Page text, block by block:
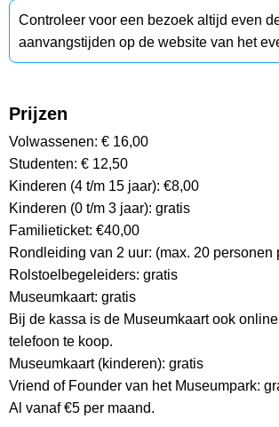
Controleer voor een bezoek altijd even
aanvangstijden op de website van het
Prijzen
Volwassenen: € 16,00
Studenten: € 12,50
Kinderen (4 t/m 15 jaar): €8,00
Kinderen (0 t/m 3 jaar): gratis
Familieticket: €40,00
Rondleiding van 2 uur: (max. 20 personen
Rolstoelbegeleiders: gratis
Museumkaart: gratis
Bij de kassa is de Museumkaart ook
telefoon te koop.
Museumkaart (kinderen): gratis
Vriend of Founder van het Museumpark:
Al vanaf €5 per maand.